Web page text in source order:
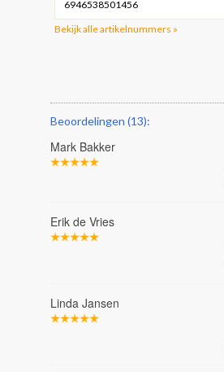
6946538501456
Bekijk alle artikelnummers »
Beoordelingen (13):
Mark Bakker
Erik de Vries
Linda Jansen